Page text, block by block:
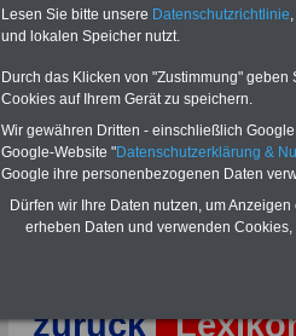
hier
Ratgeber für 7,50 Euro
zurück
Lesen Sie bitte unsere Datenschutzrichtlinie
und lokalen Speicher nutzt.
Durch das Klicken von "Zustimmung"
Cookies auf Ihrem Gerät zu speichern.
Wir gewähren Dritten - einschließlich
Google-Website "Datenschutzerklärung &
Google ihre personenbezogenen Daten
Dürfen wir Ihre Daten nutzen, um
erheben Daten und verwenden